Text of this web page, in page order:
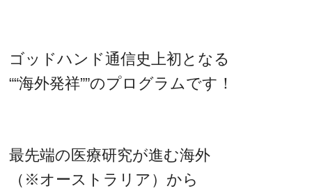
ゴッドハンド通信史上初となる
““海外発祥””のプログラムです！
最先端の医療研究が進む海外
（※オーストラリア）から